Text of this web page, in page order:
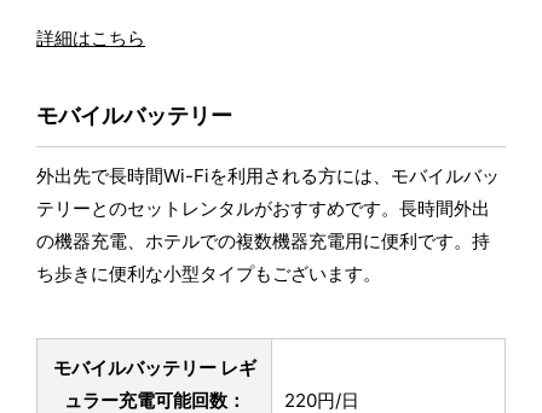
詳細はこちら
モバイルバッテリー
外出先で長時間Wi-Fiを利用される方には、モバイルバッ
テリーとのセットレンタルがおすすめです。長時間外出
の機器充電、ホテルでの複数機器充電用に便利です。持
ち歩きに便利な小型タイプもございます。
モバイルバッテリー レギ
ュラー充電可能回数：
220円/日